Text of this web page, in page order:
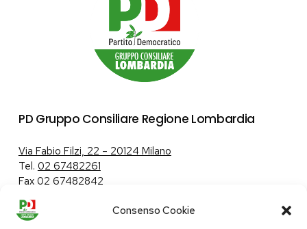
Consenso Cookie
PD Gruppo Consiliare Regione Lombardia
Via Fabio Filzi, 22 – 20124 Milano
Tel. 02 67482261
Fax 02 67482842
Tutela dei dati personali|Politica sui cookie